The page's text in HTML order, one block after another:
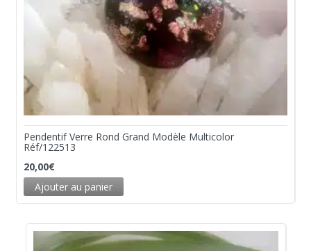
Pendentif Verre Rond Grand Modèle Multicolor
Réf/122513
20,00€
Ajouter au panier